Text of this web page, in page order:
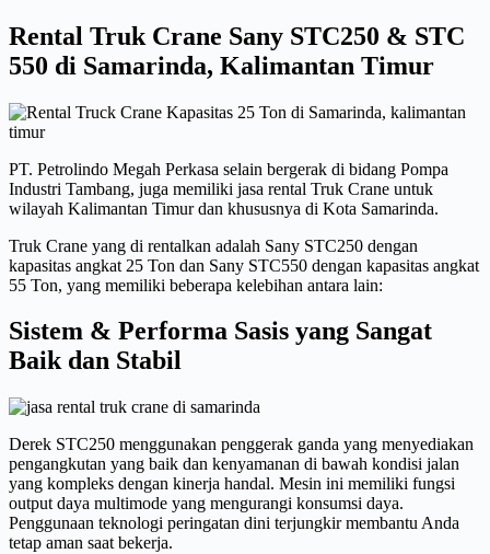
Rental Truk Crane Sany STC250 & STC
550 di Samarinda, Kalimantan Timur
PT. Petrolindo Megah Perkasa selain bergerak di bidang Pompa
Industri Tambang, juga memiliki jasa rental Truk Crane untuk
wilayah Kalimantan Timur dan khususnya di Kota Samarinda.
Truk Crane yang di rentalkan adalah Sany STC250 dengan
kapasitas angkat 25 Ton dan Sany STC550 dengan kapasitas angkat
55 Ton, yang memiliki beberapa kelebihan antara lain:
Sistem & Performa Sasis yang Sangat
Baik dan Stabil
Derek STC250 menggunakan penggerak ganda yang menyediakan
pengangkutan yang baik dan kenyamanan di bawah kondisi jalan
yang kompleks dengan kinerja handal. Mesin ini memiliki fungsi
output daya multimode yang mengurangi konsumsi daya.
Penggunaan teknologi peringatan dini terjungkir membantu Anda
tetap aman saat bekerja.